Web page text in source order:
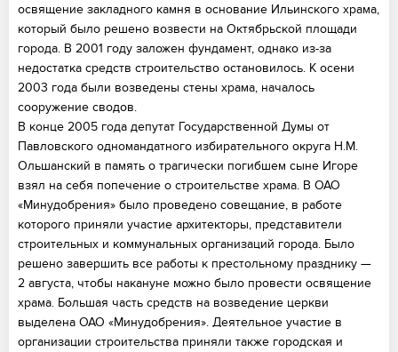
освящение закладного камня в основание Ильинского храма,
который было решено возвести на Октябрьской площади
города. В 2001 году заложен фундамент, однако из-за
недостатка средств строительство остановилось. К осени
2003 года были возведены стены храма, началось
сооружение сводов.
В конце 2005 года депутат Государственной Думы от
Павловского одномандатного избирательного округа Н.М.
Ольшанский в память о трагически погибшем сыне Игоре
взял на себя попечение о строительстве храма. В ОАО
«Минудобрения» было проведено совещание, в работе
которого приняли участие архитекторы, представители
строительных и коммунальных организаций города. Было
решено завершить все работы к престольному празднику —
2 августа, чтобы накануне можно было провести освящение
храма. Большая часть средств на возведение церкви
выделена ОАО «Минудобрения». Деятельное участие в
организации строительства приняли также городская и